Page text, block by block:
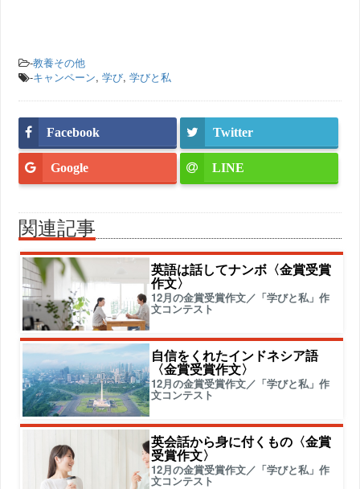
-教養その他
-キャンペーン,学び,学びと私
Facebook Twitter
Google LINE
関連記事
英語は話してナンボ〈金賞受賞
作文〉
12月の金賞受賞作文／「学びと私」作
文コンテスト
自信をくれたインドネシア語
〈金賞受賞作文〉
12月の金賞受賞作文／「学びと私」作
文コンテスト
英会話から身に付くもの〈金賞
受賞作文〉
12月の金賞受賞作文／「学びと私」作
文コンテスト